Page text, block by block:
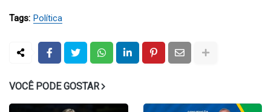
Tags: Política
VOCÊ PODE GOSTAR